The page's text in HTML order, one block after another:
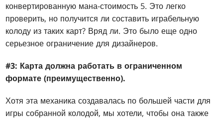
конвертированную мана-стоимость 5. Это легко
проверить, но получится ли составить играбельную
колоду из таких карт? Вряд ли. Это было еще одно
серьезное ограничение для дизайнеров.
#3: Карта должна работать в ограниченном
формате (преимущественно).
Хотя эта механика создавалась по большей части для
игры собранной колодой, мы хотели, чтобы она также